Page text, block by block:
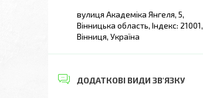
вулиця Академіка Янгеля, 5,
Вінницька область, Індекс: 21001,
Вінниця, Україна